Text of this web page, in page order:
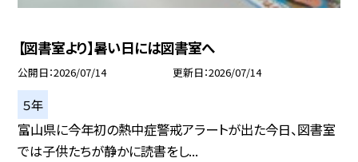
【図書室より】暑い日には図書室へ
公開日 2026/07/14 更新日 2026/07/14
５年
富山県に今年初の熱中症警戒アラートが出た今日、図書室
では子供たちが静かに読書をし...